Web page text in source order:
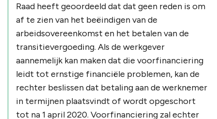
Raad heeft geoordeeld dat dat geen reden is om
af te zien van het beëindigen van de
arbeidsovereenkomst en het betalen van de
transitievergoeding. Als de werkgever
aannemelijk kan maken dat die voorfinanciering
leidt tot ernstige financiële problemen, kan de
rechter beslissen dat betaling aan de werknemer
in termijnen plaatsvindt of wordt opgeschort
tot na 1 april 2020. Voorfinanciering zal echter